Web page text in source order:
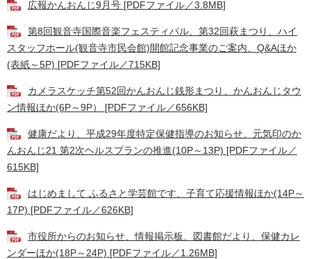
広報かんおんじ9月号 [PDFファイル／3.8MB]
第8回観音寺国際音楽フェスティバル、第32回萩まつり、ハイ
スタッフホール(観音寺市民会館)開館記念事業のご案内、Q&Aほか
(表紙～5P) [PDFファイル／715KB]
カメラスケッチ第52回かんおんじ銭形まつり、かんおんじタウ
ン情報ほか(6P～9P） [PDFファイル／656KB]
健康だより、平成29年度特定保健指導のお知らせ、元気印のか
んおんじ21 第2次ヘルスプランの推進(10P～13P) [PDFファイル／
615KB]
はじめまして ふるさと学芸館です、子育て応援情報ほか(14P～
17P) [PDFファイル／626KB]
市役所からのお知らせ、情報掲示板、図書館だより、保健カレ
ンダーほか(18P～24P) [PDFファイル／1.26MB]